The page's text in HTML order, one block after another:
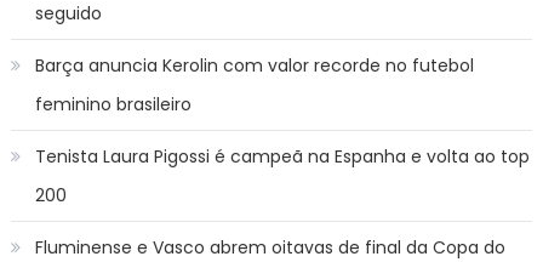
seguido
Barça anuncia Kerolin com valor recorde no futebol
feminino brasileiro
Tenista Laura Pigossi é campeã na Espanha e volta ao top
200
Fluminense e Vasco abrem oitavas de final da Copa do